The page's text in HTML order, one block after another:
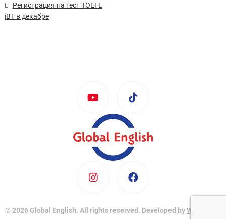
Регистрация на тест TOEFL
iBT в декабре
© 2026 Global English. All rights reserved. Developed byWebCoupe